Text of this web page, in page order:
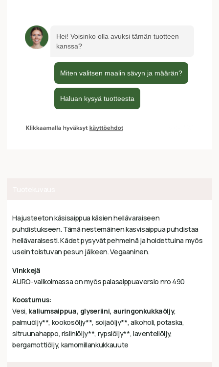
Hajusteeton käsisaippua käsien hellävaraiseen
puhdistukseen. Tämä nestemäinen kasvisaippua puhdistaa
hellävaraisesti. Kädet pysyvät pehmeinä ja hoidettuina myös
usein toistuvan pesun jälkeen. Vegaaninen.
Vinkkejä
AURO-valikoimassa on myös palasaippuaversio nro 490
Koostumus:
Vesi, kaliumsaippua, glyseriini, auringonkukkaöljy,
palmuöljy**, kookosöljy**, soijaöljy**, alkoholi, potaska,
sitruunahappo, risiiniöljy**, rypsiöljy**, laventeliöljy,
bergamottiöljy, kamomillankukkauute